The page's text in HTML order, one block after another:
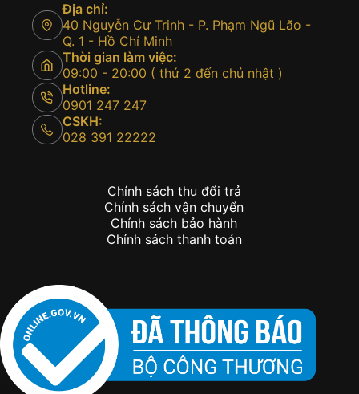
Địa chỉ:
40 Nguyễn Cư Trinh - P. Phạm Ngũ Lão -
Q. 1 - Hồ Chí Minh
Thời gian làm việc:
09:00 - 20:00 ( thứ 2 đến chủ nhật )
Hotline:
0901 247 247
CSKH:
028 391 22222
Chính sách thu đổi trả
Chính sách vận chuyển
Chính sách bảo hành
Chính sách thanh toán